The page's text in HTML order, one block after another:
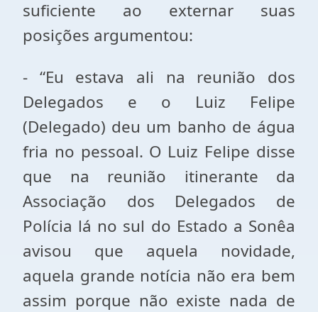
suficiente ao externar suas
posições argumentou:
- “Eu estava ali na reunião dos
Delegados e o Luiz Felipe
(Delegado) deu um banho de água
fria no pessoal. O Luiz Felipe disse
que na reunião itinerante da
Associação dos Delegados de
Polícia lá no sul do Estado a Sonêa
avisou que aquela novidade,
aquela grande notícia não era bem
assim porque não existe nada de